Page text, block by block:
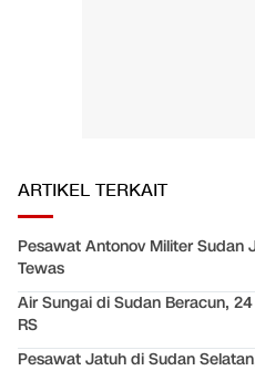
ARTIKEL TERKAIT
Pesawat Antonov Militer Sudan
Tewas
Air Sungai di Sudan Beracun,
RS
Pesawat Jatuh di Sudan